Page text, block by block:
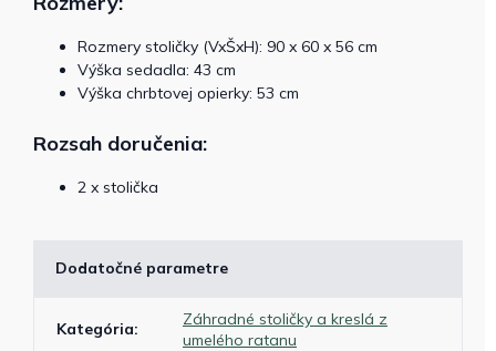
Rozmery stoličky (VxŠxH): 90 x 60 x 56 cm
Výška sedadla: 43 cm
Výška chrbtovej opierky: 53 cm
Rozsah doručenia:
2 x stolička
Dodatočné parametre
Kategória:
Záhradné stoličky a kreslá z
umelého ratanu